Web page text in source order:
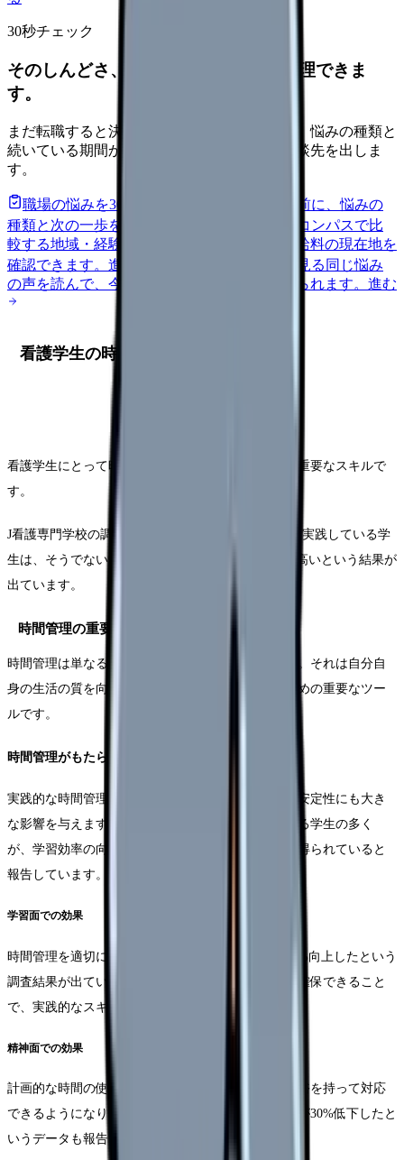
30秒チェック
そのしんどさ、転職すべきサインか整理できま
す。
まだ転職すると決めていなくても大丈夫です。悩みの種類と
続いている期間から、次に見るべき記事と相談先を出しま
す。
職場の悩みを30秒で診断
辞めるべきか迷う前に、悩みの
種類と次の一歩を整理します。
給料コンパスで比
較する地域・経験年数・施設形態から、今の給料の現在地を
確認できます。 進む 匿名掲示板で本音を見る 同じ悩み
の声を読んで、今の職場だけの問題か確かめられます。 進む
看護学生の時間管理：成功への第一歩
看護学生にとって時間管理は、学習成果を左右する重要なスキルで
す。
J看護専門学校の調査によると、効果的な時間管理を実践している学
生は、そうでない学生と比べて学習成果が平均30%高いという結果が
出ています。
時間管理の重要性を理解する
時間管理は単なるスケジュール管理ではありません。それは自分自
身の生活の質を向上させ、学習効率を最大化するための重要なツー
ルです。
時間管理がもたらす具体的なメリット
実践的な時間管理は、学習面だけでなく、精神的な安定性にも大き
な影響を与えます。効果的な時間管理を実践している学生の多く
が、学習効率の向上だけでなく、精神的な充実感も得られていると
報告しています。
学習面での効果
時間管理を適切に行うことで、テストの平均点が15%向上したという
調査結果が出ています。特に、実習前の準備時間を確保できること
で、実践的なスキルの習得にもつながっています。
精神面での効果
計画的な時間の使い方により、予期せぬ事態にも余裕を持って対応
できるようになります。その結果、ストレスレベルが30%低下したと
いうデータも報告されています。